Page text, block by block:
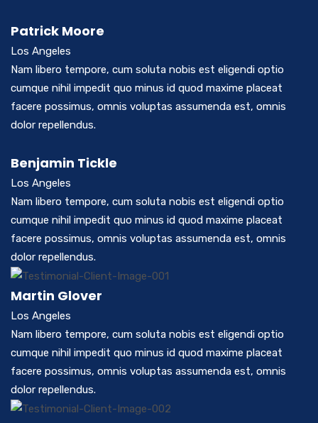
Patrick Moore
Los Angeles
Nam libero tempore, cum soluta nobis est eligendi optio
cumque nihil impedit quo minus id quod maxime placeat
facere possimus, omnis voluptas assumenda est, omnis
dolor repellendus.
Benjamin Tickle
Los Angeles
Nam libero tempore, cum soluta nobis est eligendi optio
cumque nihil impedit quo minus id quod maxime placeat
facere possimus, omnis voluptas assumenda est, omnis
dolor repellendus.
Martin Glover
Los Angeles
Nam libero tempore, cum soluta nobis est eligendi optio
cumque nihil impedit quo minus id quod maxime placeat
facere possimus, omnis voluptas assumenda est, omnis
dolor repellendus.